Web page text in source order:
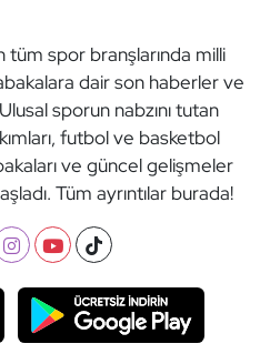
tüm spor branşlarında milli
dair son haberler ve
sporun nabzını tutan
futbol ve basketbol
ve güncel gelişmeler
Tüm ayrıntılar burada!